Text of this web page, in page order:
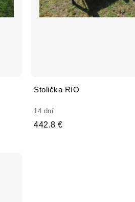
Stolička RIO
14 dní
442.8 €